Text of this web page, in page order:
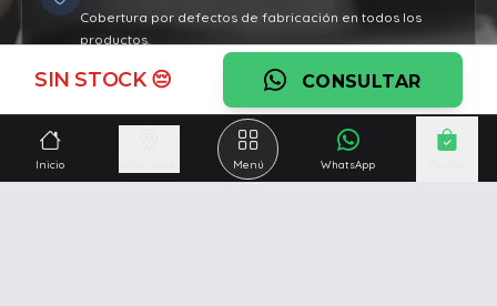
SIN STOCK 😔 CONSULTAR
Cobertura por defectos de fabricación en todos los
productos.
Ver garantía
¿Necesitás una mano?
Ascesoramiento personalizado, servicio técnico y
Inicio Menú WhatsApp